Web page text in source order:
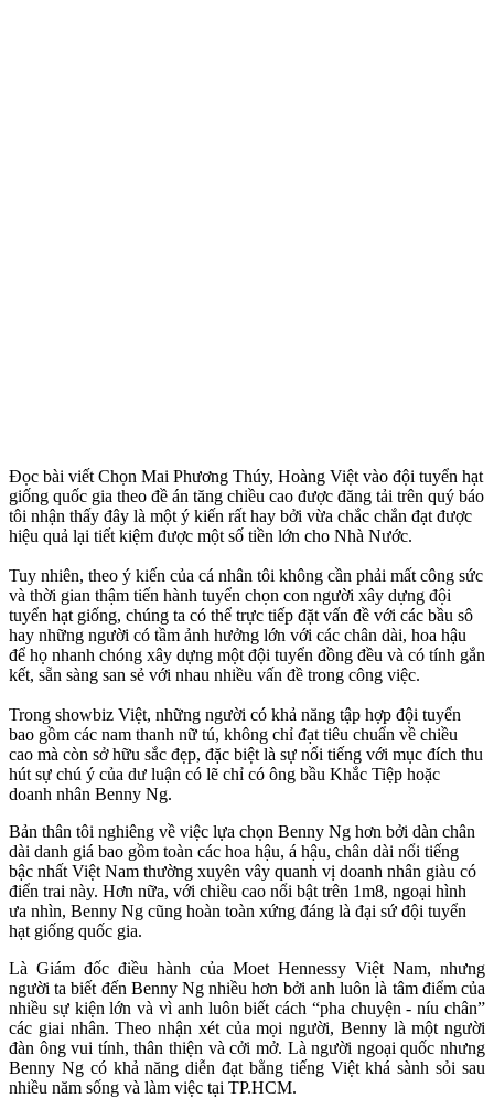
Đọc bài viết Chọn Mai Phương Thúy, Hoàng Việt vào đội tuyển hạt
giống quốc gia theo đề án tăng chiều cao được đăng tải trên quý báo
tôi nhận thấy đây là một ý kiến rất hay bởi vừa chắc chắn đạt được
hiệu quả lại tiết kiệm được một số tiền lớn cho Nhà Nước.
Tuy nhiên, theo ý kiến của cá nhân tôi không cần phải mất công sức
và thời gian thậm tiến hành tuyển chọn con người xây dựng đội
tuyển hạt giống, chúng ta có thể trực tiếp đặt vấn đề với các bầu sô
hay những người có tầm ảnh hưởng lớn với các chân dài, hoa hậu
để họ nhanh chóng xây dựng một đội tuyển đồng đều và có tính gắn
kết, sẵn sàng san sẻ với nhau nhiều vấn đề trong công việc.
Trong showbiz Việt, những người có khả năng tập hợp đội tuyển
bao gồm các nam thanh nữ tú, không chỉ đạt tiêu chuẩn về chiều
cao mà còn sở hữu sắc đẹp, đặc biệt là sự nổi tiếng với mục đích thu
hút sự chú ý của dư luận có lẽ chỉ có ông bầu Khắc Tiệp hoặc
doanh nhân Benny Ng.
Bản thân tôi nghiêng về việc lựa chọn Benny Ng hơn bởi dàn chân
dài danh giá bao gồm toàn các hoa hậu, á hậu, chân dài nổi tiếng
bậc nhất Việt Nam thường xuyên vây quanh vị doanh nhân giàu có
điển trai này. Hơn nữa, với chiều cao nổi bật trên 1m8, ngoại hình
ưa nhìn, Benny Ng cũng hoàn toàn xứng đáng là đại sứ đội tuyển
hạt giống quốc gia.
Là Giám đốc điều hành của Moet Hennessy Việt Nam, nhưng
người ta biết đến Benny Ng nhiều hơn bởi anh luôn là tâm điểm của
nhiều sự kiện lớn và vì anh luôn biết cách “pha chuyện - níu chân”
các giai nhân. Theo nhận xét của mọi người, Benny là một người
đàn ông vui tính, thân thiện và cởi mở. Là người ngoại quốc nhưng
Benny Ng có khả năng diễn đạt bằng tiếng Việt khá sành sỏi sau
nhiều năm sống và làm việc tại TP.HCM.